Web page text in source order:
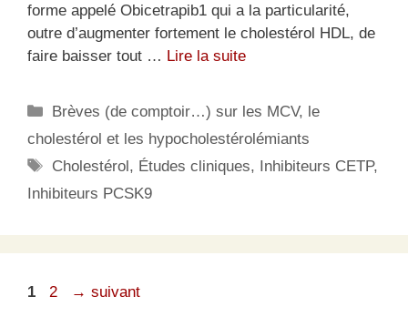
forme appelé Obicetrapib1 qui a la particularité,
outre d’augmenter fortement le cholestérol HDL, de
faire baisser tout … Lire la suite
Catégories
Brèves (de comptoir…) sur les MCV, le
cholestérol et les hypocholestérolémiants
Étiquettes
Cholestérol, Études cliniques, Inhibiteurs CETP,
Inhibiteurs PCSK9
Page
1 Page
2 → suivant